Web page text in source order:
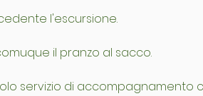
l'escursione.
il pranzo al sacco.
servizio di accompagnamento